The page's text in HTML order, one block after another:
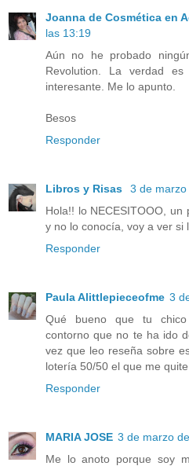
Joanna de Cosmética en
las 13:19
Aún no he probado
Revolution. La verdad
interesante. Me lo apunto.
Besos
Responder
Libros y Risas
3 de
Hola!! lo NECESITOOO,
y no lo conocía, voy a ver si
Responder
Paula Alittlepieceofme 3
Qué bueno que tu
contorno que no te ha ido
vez que leo reseña sobre
lotería 50/50 el que me
Responder
MARIA JOSE 3 de marzo
Me lo anoto porque soy